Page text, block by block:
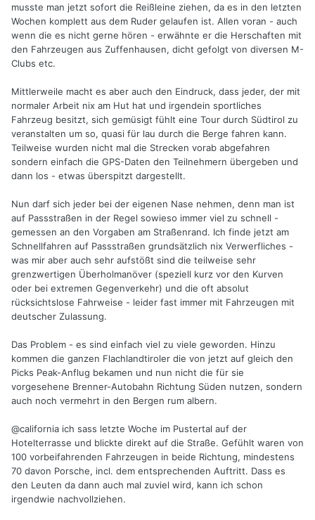
musste man jetzt sofort die Reißleine ziehen, da es in den letzten
Wochen komplett aus dem Ruder gelaufen ist. Allen voran - auch
wenn die es nicht gerne hören - erwähnte er die Herschaften mit
den Fahrzeugen aus Zuffenhausen, dicht gefolgt von diversen M-
Clubs etc.
Mittlerweile macht es aber auch den Eindruck, dass jeder, der mit
normaler Arbeit nix am Hut hat und irgendein sportliches
Fahrzeug besitzt, sich gemüsigt fühlt eine Tour durch Südtirol zu
veranstalten um so, quasi für lau durch die Berge fahren kann.
Teilweise wurden nicht mal die Strecken vorab abgefahren
sondern einfach die GPS-Daten den Teilnehmern übergeben und
dann los - etwas überspitzt dargestellt.
Nun darf sich jeder bei der eigenen Nase nehmen, denn man ist
auf Passstraßen in der Regel sowieso immer viel zu schnell -
gemessen an den Vorgaben am Straßenrand. Ich finde jetzt am
Schnellfahren auf Passstraßen grundsätzlich nix Verwerfliches -
was mir aber auch sehr aufstößt sind die teilweise sehr
grenzwertigen Überholmanöver (speziell kurz vor den Kurven
oder bei extremen Gegenverkehr) und die oft absolut
rücksichtslose Fahrweise - leider fast immer mit Fahrzeugen mit
deutscher Zulassung.
Das Problem - es sind einfach viel zu viele geworden. Hinzu
kommen die ganzen Flachlandtiroler die von jetzt auf gleich den
Picks Peak-Anflug bekamen und nun nicht die für sie
vorgesehene Brenner-Autobahn Richtung Süden nutzen, sondern
auch noch vermehrt in den Bergen rum albern.
@california ich sass letzte Woche im Pustertal auf der
Hotelterrasse und blickte direkt auf die Straße. Gefühlt waren von
100 vorbeifahrenden Fahrzeugen in beide Richtung, mindestens
70 davon Porsche, incl. dem entsprechenden Auftritt. Dass es
den Leuten da dann auch mal zuviel wird, kann ich schon
irgendwie nachvollziehen.